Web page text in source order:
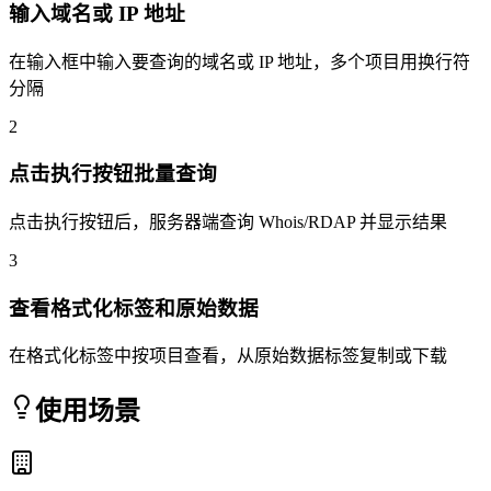
输入域名或 IP 地址
在输入框中输入要查询的域名或 IP 地址，多个项目用换行符
分隔
2
点击执行按钮批量查询
点击执行按钮后，服务器端查询 Whois/RDAP 并显示结果
3
查看格式化标签和原始数据
在格式化标签中按项目查看，从原始数据标签复制或下载
使用场景